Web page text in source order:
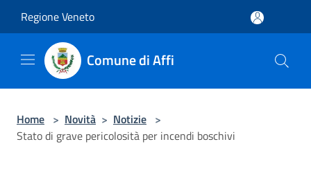
Regione Veneto
Comune di Affi
Home > Novità > Notizie >
Stato di grave pericolosità per incendi boschivi